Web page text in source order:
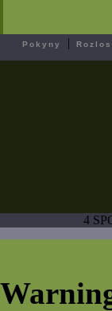
Pokyny |
4